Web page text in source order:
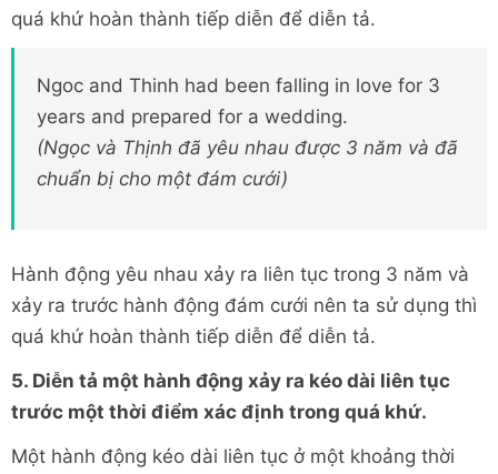
quá khứ hoàn thành tiếp diễn để diễn tả.
Ngoc and Thinh had been falling in love for 3
years and prepared for a wedding.
(Ngọc và Thịnh đã yêu nhau được 3 năm và đã
chuẩn bị cho một đám cưới)
Hành động yêu nhau xảy ra liên tục trong 3 năm và
xảy ra trước hành động đám cưới nên ta sử dụng thì
quá khứ hoàn thành tiếp diễn để diễn tả.
5. Diễn tả một hành động xảy ra kéo dài liên tục
trước một thời điểm xác định trong quá khứ.
Một hành động kéo dài liên tục ở một khoảng thời